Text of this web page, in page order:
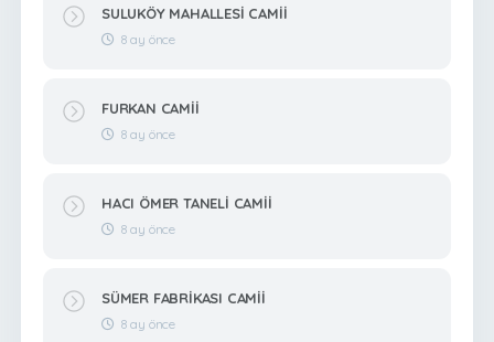
SULUKÖY MAHALLESİ CAMİİ
8 ay önce
FURKAN CAMİİ
8 ay önce
HACI ÖMER TANELİ CAMİİ
8 ay önce
SÜMER FABRİKASI CAMİİ
8 ay önce